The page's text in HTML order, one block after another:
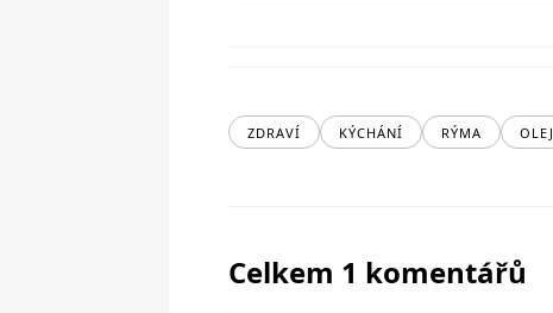
ZDRAVÍ KÝCHÁNÍ RÝMA OLEJ
Celkem 1 komentářů